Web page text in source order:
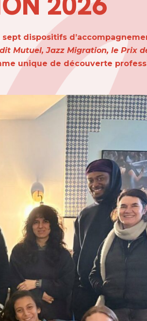
dispositifs
Mutuel, Jazz Migration, le Prix
unique de découverte